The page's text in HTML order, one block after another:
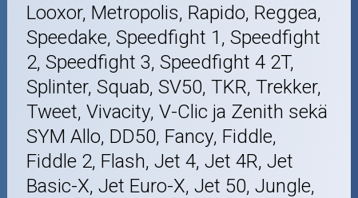
Looxor, Metropolis, Rapido, Reggea,
Speedake, Speedfight 1, Speedfight
2, Speedfight 3, Speedfight 4 2T,
Splinter, Squab, SV50, TKR, Trekker,
Tweet, Vivacity, V-Clic ja Zenith sekä
SYM Allo, DD50, Fancy, Fiddle,
Fiddle 2, Flash, Jet 4, Jet 4R, Jet
Basic-X, Jet Euro-X, Jet 50, Jungle,